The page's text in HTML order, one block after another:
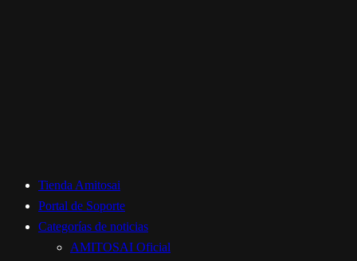
Tienda Amitosai
Portal de Soporte
Categorías de noticias
AMITOSAI Oficial